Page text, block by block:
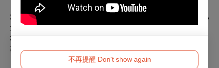
不再提醒 Don't show again
《1812序曲》，作品49
2. Mozart: Violin Concerto No 5 in A major, K 219莫札特：A
大調第五號小提琴協奏曲，作品219
3. Tchaikovsky: Symphony No. 6 in B minor, Op. 74柴可夫斯
基：B小調第六號交響曲，作品74